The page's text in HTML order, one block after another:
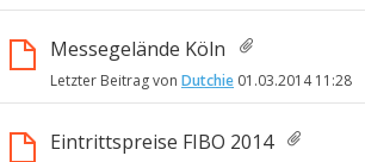
Messegelände Köln
Letzter Beitrag von Dutchie 01.03.201411:28
Eintrittspreise FIBO 2014